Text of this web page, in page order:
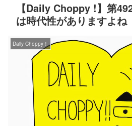
【Daily Choppy !】第
は時代性がありますよね
Daily Choppy！